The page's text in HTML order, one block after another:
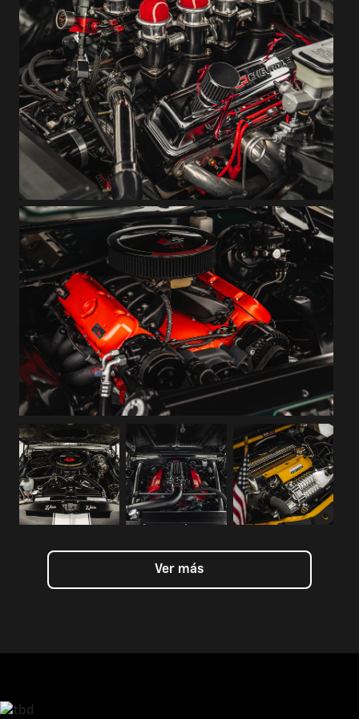
Ver más